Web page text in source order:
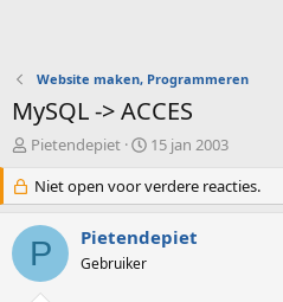
Website maken, Programmeren
MySQL -> ACCES
O
d
e
r
w
e
Pietendepiet
S
a
r
d
15 jan 2003
Niet open voor verdere reacties.
P Pietendepiet
Gebruiker